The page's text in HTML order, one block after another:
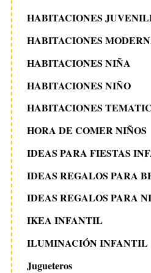
HABITACIONES
HABITACIONES
HABITACIONES NIÑA
HABITACIONES NIÑO
HABITACIONES
HORA DE COMER NIÑOS
IDEAS PARA FIESTAS
IDEAS REGALOS PARA
IDEAS REGALOS PARA
IKEA INFANTIL
ILUMINACIÓN INFANTIL
Jugueteros